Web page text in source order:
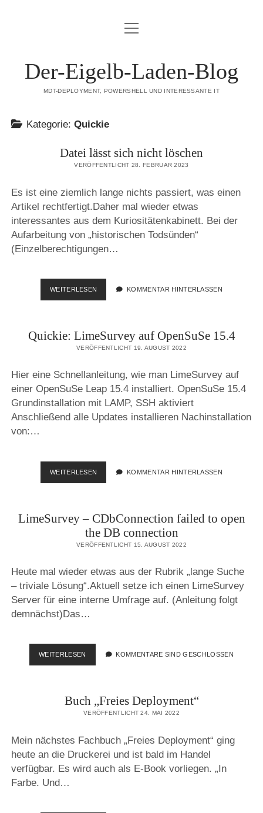
DATENSCHUTZERKLÄRUNG
Menü
öffnen
Der-Eigelb-Laden-Blog
MDT-DEPLOYMENT, POWERSHELL UND INTERESSANTE IT
Kategorie: Quickie
Datei lässt sich nicht löschen
VERÖFFENTLICHT 28. FEBRUAR 2023
Es ist eine ziemlich lange nichts passiert, was einen
Artikel rechtfertigt.Daher mal wieder etwas
interessantes aus dem Kuriositätenkabinett. Bei der
Aufarbeitung von „historischen Todsünden“
(Einzelberechtigungen…
WEITERLESEN
LÄSST
LÖSCHEN
KOMMENTAR HINTERLASSEN
Quickie: LimeSurvey auf OpenSuSe 15.4
VERÖFFENTLICHT 19. AUGUST 2022
Hier eine Schnellanleitung, wie man LimeSurvey auf
einer OpenSuSe Leap 15.4 installiert. OpenSuSe 15.4
Grundinstallation mit LAMP, SSH aktiviert
Anschließend alle Updates installieren Nachinstallation
von:…
WEITERLESEN QUICKIE:
LIMESURVEY
15.4
KOMMENTAR HINTERLASSEN
LimeSurvey – CDbConnection failed to open
the DB connection
VERÖFFENTLICHT 15. AUGUST 2022
Heute mal wieder etwas aus der Rubrik „lange Suche
– triviale Lösung“.Aktuell setze ich einen LimeSurvey
Server für eine interne Umfrage auf. (Anleitung folgt
demnächst)Das…
WEITERLESEN
LIMESURVEY
–
TO
OPEN
CONNECTION
KOMMENTARE SIND GESCHLOSSEN
Buch „Freies Deployment“
VERÖFFENTLICHT 24. MAI 2022
Mein nächstes Fachbuch „Freies Deployment“ ging
heute an die Druckerei und ist bald im Handel
verfügbar. Es wird auch als E-Book vorliegen. „In
Farbe. Und…